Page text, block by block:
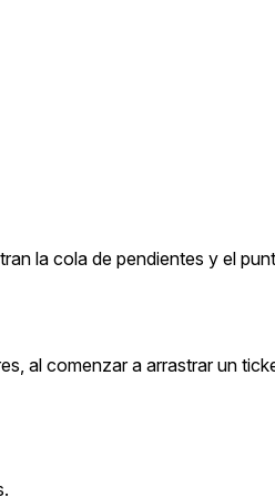
la cola de pendientes y el
al comenzar a arrastrar un